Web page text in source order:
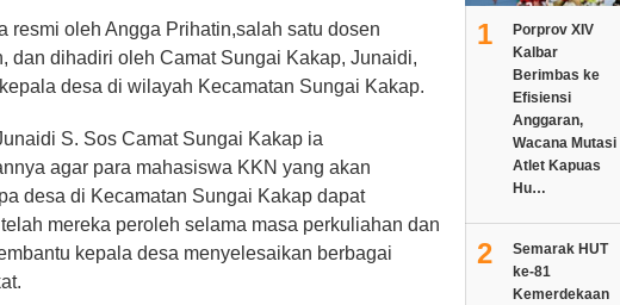
resmi oleh Angga Prihatin,salah satu dosen
dan dihadiri oleh Camat Sungai Kakap, Junaidi,
desa di wilayah Kecamatan Sungai Kakap.
S. Sos Camat Sungai Kakap ia
agar para mahasiswa KKN yang akan
desa di Kecamatan Sungai Kakap dapat
mereka peroleh selama masa perkuliahan dan
kepala desa menyelesaikan berbagai
1
Porprov XIV
Kalbar
Berimbas ke
Efisiensi
Anggaran,
Wacana Mutasi
Atlet Kapuas
Hu…
2
Semarak HUT
ke-81
Kemerdekaan